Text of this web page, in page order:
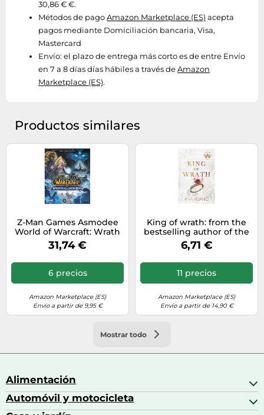
30,86 € €.
Métodos de pagoAmazon Marketplace (ES) acepta
pagos mediante Domiciliación bancaria, Visa,
Mastercard
Envío: el plazo de entrega más corto es de entre Envío
en 7 a 8 días días hábiles a través deAmazon
Marketplace (ES).
Productos similares
Z-Man Games Asmodee
World of Warcraft: Wrath
of The Lich King, Juego
del conocedor, Juego de
Estrategia, Alemán
(ZMND0021)
31,74 €
6 precios
Amazon Marketplace (ES)
Envío a partir de 9,95 €
King of wrath: from the
bestselling author of the
Twisted series: 1 (Kings of
sin, 1)
6,71 €
11 precios
Amazon Marketplace (ES)
Envío a partir de 14,90 €
Mostrar todo
Alimentación
Bebidas
Automóvil y motocicleta